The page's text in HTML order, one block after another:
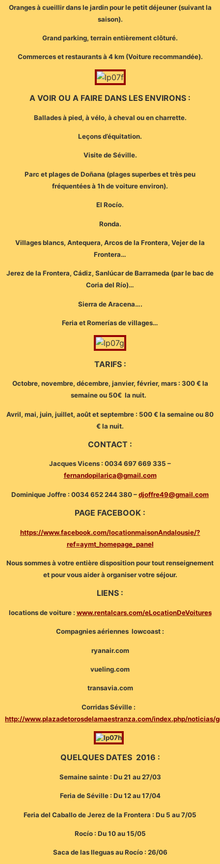
Oranges à cueillir dans le jardin pour le petit déjeuner (suivant la
saison).
Grand parking, terrain entièrement clôturé.
Commerces et restaurants à 4 km (Voiture recommandée).
A VOIR OU A FAIRE DANS LES ENVIRONS :
Ballades à pied, à vélo, à cheval ou en charrette.
Leçons d’équitation.
Visite de Séville.
Parc et plages de Doñana (plages superbes et très peu
fréquentées à 1h de voiture environ).
El Rocío.
Ronda.
Villages blancs, Antequera, Arcos de la Frontera, Vejer de la
Frontera…
Jerez de la Frontera, Cádiz, Sanlúcar de Barrameda (par le bac de
Coria del Río)…
Sierra de Aracena….
Feria et Romerías de villages…
TARIFS :
Octobre, novembre, décembre, janvier, février, mars : 300 € la
semaine ou 50€ la nuit.
Avril, mai, juin, juillet, août et septembre : 500 € la semaine ou 80
€ la nuit.
CONTACT :
Jacques Vicens : 0034 697 669 335 –
fernandopilarica@gmail.com
Dominique Joffre : 0034 652 244 380 –djoffre49@gmail.com
PAGE FACEBOOK :
https://www.facebook.com/locationmaisonAndalousie/?
ref=aymt_homepage_panel
Nous sommes à votre entière disposition pour tout renseignement
et pour vous aider à organiser votre séjour.
LIENS :
locations de voiture : www.rentalcars.com/eLocationDeVoitures
Compagnies aériennes lowcoast :
ryanair.com
vueling.com
transavia.com
Corridas Séville :
http://www.plazadetorosdelamaestranza.com/index.php/noticias/
QUELQUES DATES 2016 :
Semaine sainte : Du 21 au 27/03
Feria de Séville : Du 12 au 17/04
Feria del Caballo de Jerez de la Frontera : Du 5 au 7/05
Rocío : Du 10 au 15/05
Saca de las lleguas au Rocío : 26/06